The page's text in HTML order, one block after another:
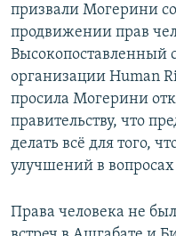
призвали Могерини
продвижении прав
Высокопоставленный
организации Human
просила Могерини
правительству, что
делать всё для того,
улучшений в вопросах
Права человека не